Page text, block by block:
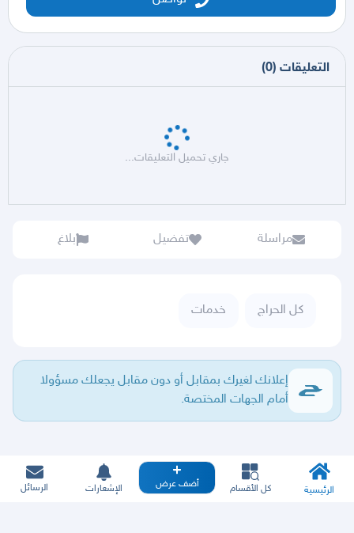
التعليقات (
0
)
جاري تحميل التعليقات...
مراسلة تفضيل بلاغ
كل الحراج خدمات
إعلانك لغيرك بمقابل أو دون مقابل يجعلك مسؤولا
أمام الجهات المختصة.
الرئيسية كل الأقسام أضف عرض الإشعارات الرسائل